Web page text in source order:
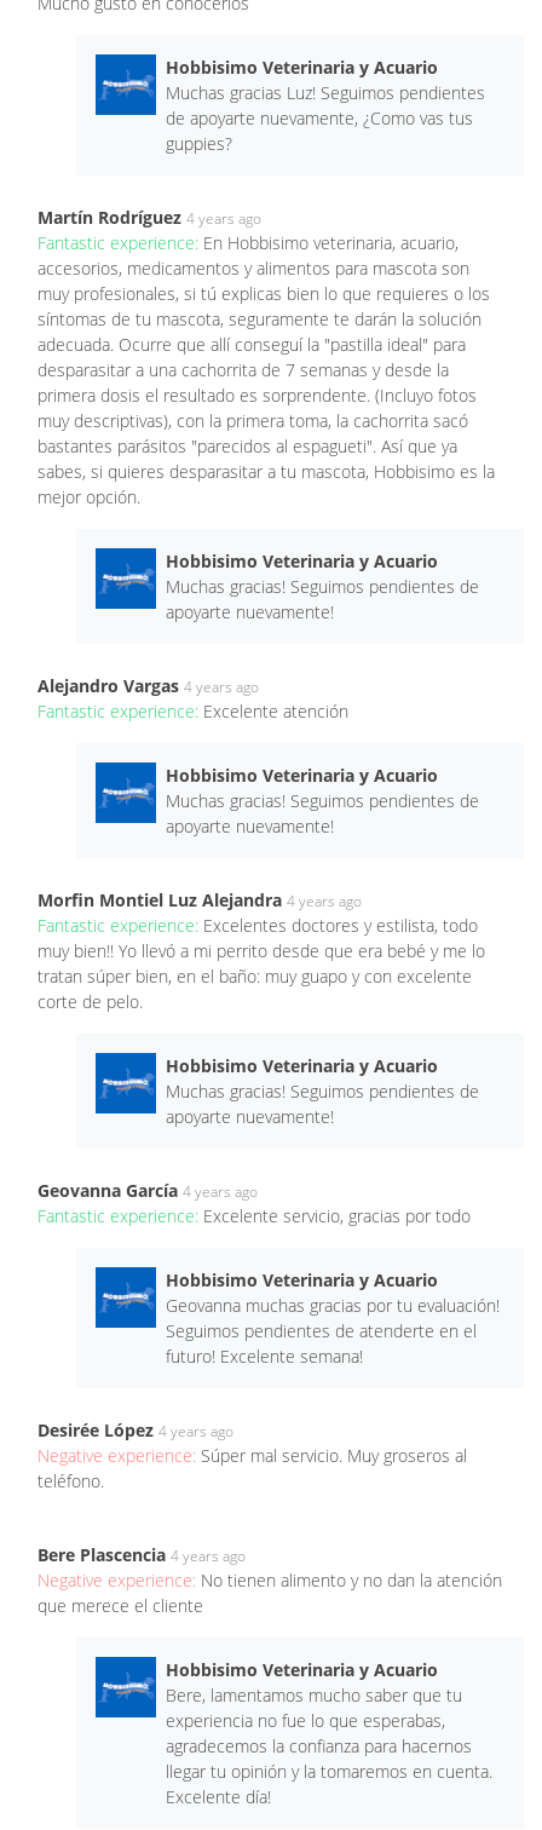
Hobbisimo Veterinaria y Acuario
Muchas gracias Luz! Seguimos pendientes
de apoyarte nuevamente, ¿Como vas tus
guppies?
Martín Rodríguez 4 years ago
Fantastic experience: En Hobbisimo veterinaria, acuario,
accesorios, medicamentos y alimentos para mascota son
muy profesionales, si tú explicas bien lo que requieres o los
síntomas de tu mascota, seguramente te darán la solución
adecuada. Ocurre que allí conseguí la "pastilla ideal" para
desparasitar a una cachorrita de 7 semanas y desde la
primera dosis el resultado es sorprendente. (Incluyo fotos
muy descriptivas), con la primera toma, la cachorrita sacó
bastantes parásitos "parecidos al espagueti". Así que ya
sabes, si quieres desparasitar a tu mascota, Hobbisimo es la
mejor opción.
Hobbisimo Veterinaria y Acuario
Muchas gracias! Seguimos pendientes de
apoyarte nuevamente!
Alejandro Vargas 4 years ago
Fantastic experience: Excelente atención
Hobbisimo Veterinaria y Acuario
Muchas gracias! Seguimos pendientes de
apoyarte nuevamente!
Morfin Montiel Luz Alejandra 4 years ago
Fantastic experience: Excelentes doctores y estilista, todo
muy bien!! Yo llevó a mi perrito desde que era bebé y me lo
tratan súper bien, en el baño: muy guapo y con excelente
corte de pelo.
Hobbisimo Veterinaria y Acuario
Muchas gracias! Seguimos pendientes de
apoyarte nuevamente!
Geovanna García 4 years ago
Fantastic experience: Excelente servicio, gracias por todo
Hobbisimo Veterinaria y Acuario
Geovanna muchas gracias por tu evaluación!
Seguimos pendientes de atenderte en el
futuro! Excelente semana!
Desirée López 4 years ago
Negative experience: Súper mal servicio. Muy groseros al
teléfono.
Bere Plascencia 4 years ago
Negative experience: No tienen alimento y no dan la atención
que merece el cliente
Hobbisimo Veterinaria y Acuario
Bere, lamentamos mucho saber que tu
experiencia no fue lo que esperabas,
agradecemos la confianza para hacernos
llegar tu opinión y la tomaremos en cuenta.
Excelente día!